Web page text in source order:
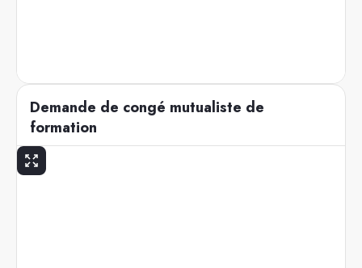
Demande de congé mutualiste de
formation